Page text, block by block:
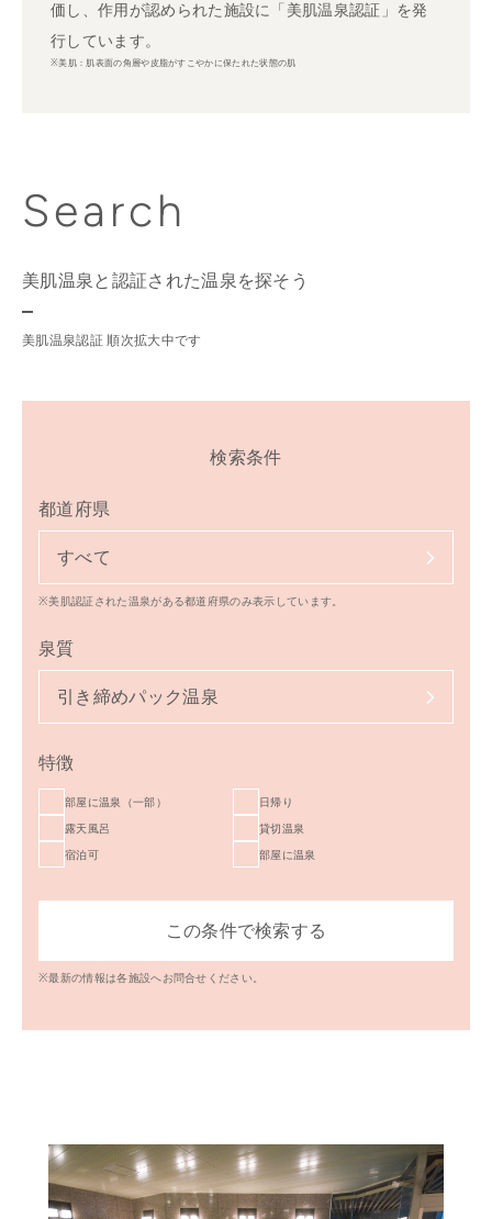
価し、作用が認められた施設に「美肌温泉認証」を発
行しています。
※美肌：肌表面の角層や皮脂がすこやかに保たれた状態の肌
Search
美肌温泉と認証された温泉を探そう
美肌温泉認証 順次拡大中です
検索条件
都道府県
すべて
※美肌認証された温泉がある都道府県のみ表示しています。
泉質
引き締めパック温泉
特徴
部屋に温泉（一部）
日帰り
露天風呂
貸切温泉
宿泊可
部屋に温泉
※最新の情報は各施設へお問合せください。